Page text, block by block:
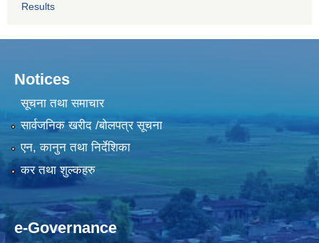
Results
Notices
सूचना तथा समाचार
सार्वजनिक खरीद /बोलपत्र सूचना
एन, कानुन तथा निर्देशिका
कर तथा शुल्कहरु
e-Governance